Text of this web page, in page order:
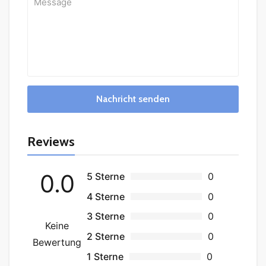
Nachricht senden
Reviews
0.0
Keine
Bewertung
5 Sterne
0
4 Sterne
0
3 Sterne
0
2 Sterne
0
1 Sterne
0